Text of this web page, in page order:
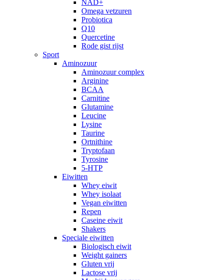
NAD+
Omega vetzuren
Probiotica
Q10
Quercetine
Rode gist rijst
Sport
Aminozuur
Aminozuur complex
Arginine
BCAA
Carnitine
Glutamine
Leucine
Lysine
Taurine
Ortnithine
Tryptofaan
Tyrosine
5-HTP
Eiwitten
Whey eiwit
Whey isolaat
Vegan eiwitten
Repen
Caseine eiwit
Shakers
Speciale eiwitten
Biologisch eiwit
Weight gainers
Gluten vrij
Lactose vrij